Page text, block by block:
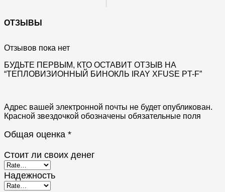
ОТЗЫВЫ
Отзывов пока нет
БУДЬТЕ ПЕРВЫМ, КТО ОСТАВИТ ОТЗЫВ НА
“ТЕПЛОВИЗИОННЫЙ БИНОКЛЬ IRAY XFUSE PT-F”
Адрес вашей электронной почты не будет опубликован.
Красной звездочкой обозначены обязательные поля
Общая оценка *
Стоит ли своих денег
Надежность